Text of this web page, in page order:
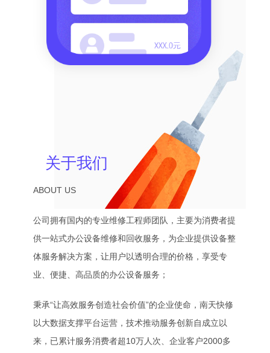
关于我们
ABOUT US
公司拥有国内的专业维修工程师团队，主要为消费者提
供一站式办公设备维修和回收服务，为企业提供设备整
体服务解决方案，让用户以透明合理的价格，享受专
业、便捷、高品质的办公设备服务；
秉承“让高效服务创造社会价值”的企业使命，南天快修
以大数据支撑平台运营，技术推动服务创新自成立以
来，已累计服务消费者超10万人次、企业客户2000多